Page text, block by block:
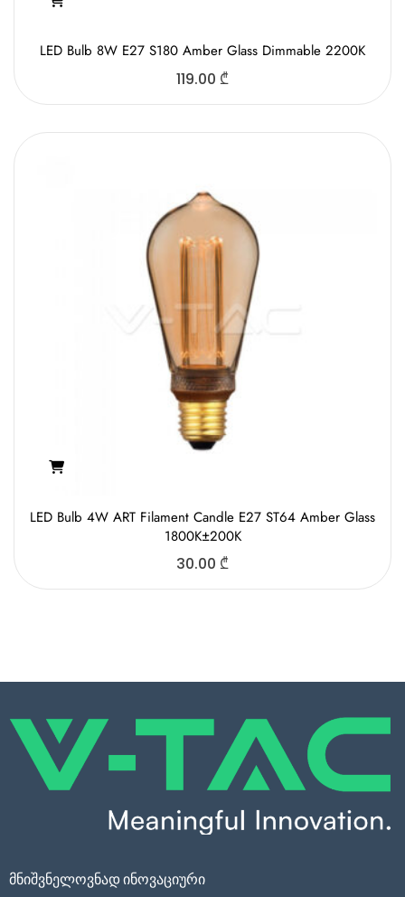
LED Bulb 8W E27 S180 Amber Glass Dimmable 2200K
119.00 ₾
LED Bulb 4W ART Filament Candle E27 ST64 Amber Glass
1800K±200K
30.00 ₾
მნიშვნელოვნად ინოვაციური